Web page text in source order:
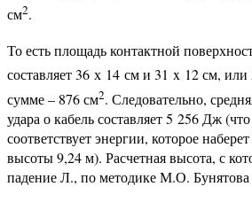
см2.
То есть площадь контактной
составляет 36 х 14 см и 31 x 12 см, или
сумме – 876 см2. Следовательно,
удара о кабель составляет 5 256 Дж
соответствует энергии, которое
высоты 9,24 м). Расчетная высота, с
падение Л., по методике М.О. Бунятова